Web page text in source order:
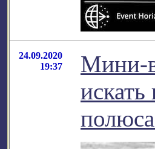
24.09.2020
19:37
Мини-